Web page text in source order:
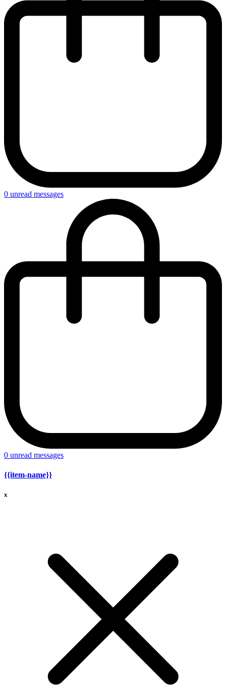
0 unread messages
0 unread messages
{{item-name}}
x